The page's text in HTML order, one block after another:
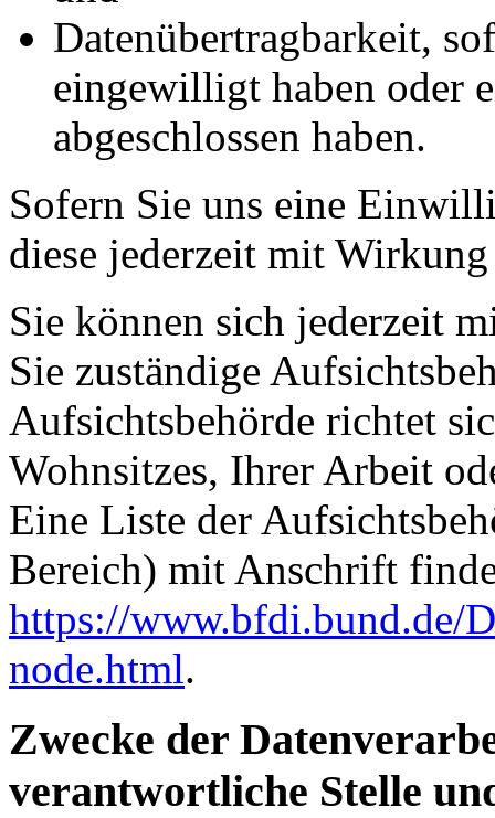
Datenübertragbarkeit,
eingewilligt haben oder
abgeschlossen haben.
Sofern Sie uns eine
diese jederzeit mit
Sie können sich jederzeit
Sie zuständige
Aufsichtsbehörde richtet
Wohnsitzes, Ihrer Arbeit
Eine Liste der
Bereich) mit Anschrift
https://www.bfdi.bund.de/
node.html.
Zwecke der
verantwortliche Stelle